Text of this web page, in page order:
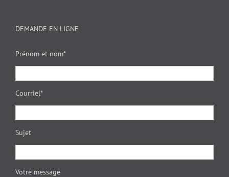
DEMANDE EN LIGNE
Prénom et nom*
Courriel*
Sujet
Votre message